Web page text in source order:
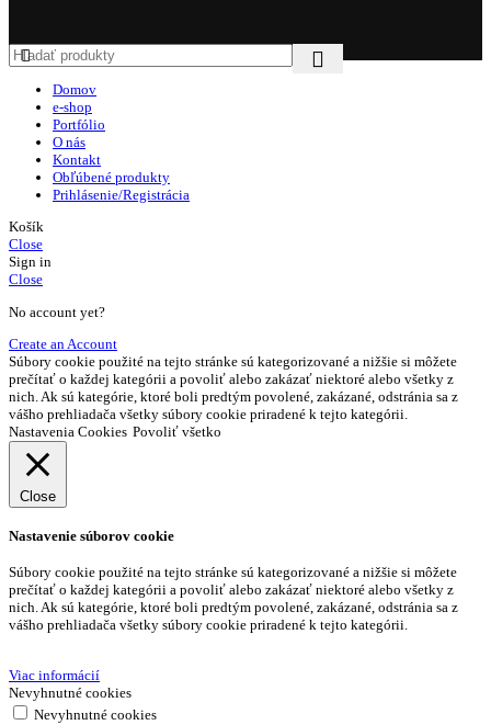
Domov
e-shop
Portfólio
O nás
Kontakt
Obľúbené produkty
Prihlásenie/Registrácia
Košík
Close
Sign in
Close
No account yet?
Create an Account
Súbory cookie použité na tejto stránke sú kategorizované a nižšie si môžete
prečítať o každej kategórii a povoliť alebo zakázať niektoré alebo všetky z
nich. Ak sú kategórie, ktoré boli predtým povolené, zakázané, odstránia sa z
vášho prehliadača všetky súbory cookie priradené k tejto kategórii.
Nastavenia Cookies Povoliť všetko
Close
Nastavenie súborov cookie
Súbory cookie použité na tejto stránke sú kategorizované a nižšie si môžete
prečítať o každej kategórii a povoliť alebo zakázať niektoré alebo všetky z
nich. Ak sú kategórie, ktoré boli predtým povolené, zakázané, odstránia sa z
vášho prehliadača všetky súbory cookie priradené k tejto kategórii.
Viac informácií
Nevyhnutné cookies
Nevyhnutné cookies